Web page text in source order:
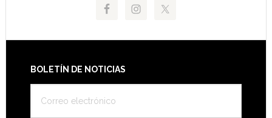
Footer
BOLETÍN DE NOTICIAS